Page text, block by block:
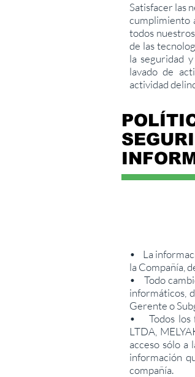
Satisfacer las
cumplimiento
todos
de las
la seguridad
lavado de
actividad
• La
la Compañía,
• Todo
informáticos,
Gerente o
• Todos los
LTDA,
acceso sólo a
información
compañía.